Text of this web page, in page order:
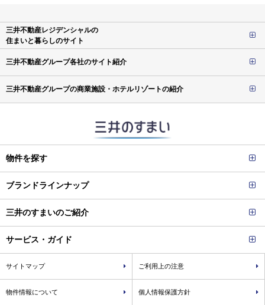
三井不動産レジデンシャルの
住まいと暮らしのサイト
三井不動産グループ各社のサイト紹介
三井不動産グループの商業施設・ホテルリゾートの紹介
物件を探す
ブランドラインナップ
三井のすまいのご紹介
サービス・ガイド
サイトマップ ご利用上の注意
物件情報について 個人情報保護方針